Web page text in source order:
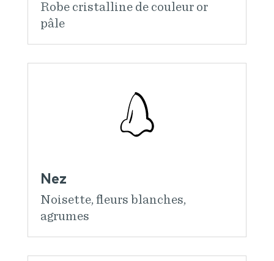
Robe cristalline de couleur or
pâle
Nez
Noisette, fleurs blanches,
agrumes